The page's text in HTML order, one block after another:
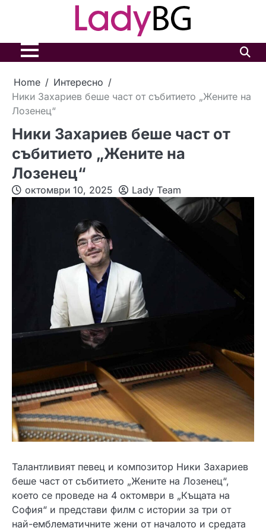
Home
Интересно
Ники Захариев беше част от събитието „Жените на
Лозенец“
Ники Захариев беше част от
събитието „Жените на
Лозенец“
октомври 10, 2025 Lady Team
Талантливият певец и композитор Ники Захариев
беше част от събитието „Жените на Лозенец“,
което се проведе на 4 октомври в „Къщата на
София“ и представи филм с истории за три от
най-емблематичните жени от началото и средата